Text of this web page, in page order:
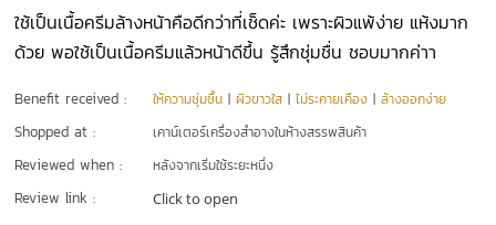
ใช้เป็นเนื้อครีมล้างหน้าคือดีกว่าที่เช็ดค่ะ เพราะผิวแพ้ง่าย แห้งมาก
ด้วย พอใช้เป็นเนื้อครีมแล้วหน้าดีขึ้น รู้สึกชุ่มชื่น ชอบมากค่าา
Benefit received : ให้ความชุ่มชื้น |ผิวขาวใส |ไม่ระคายเคือง |ล้างออกง่าย
Shopped at : เคาน์เตอร์เครื่องสำอางในห้างสรรพสินค้า
Reviewed when : หลังจากเริ่มใช้ระยะหนึ่ง
Review link : Click to open